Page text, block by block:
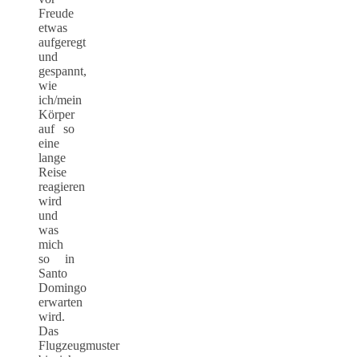
Freude
etwas
aufgeregt
und
gespannt,
wie
ich/mein
Körper
auf so
eine
lange
Reise
reagieren
wird
und
was
mich
so in
Santo
Domingo
erwarten
wird.
Das
Flugzeugmuster